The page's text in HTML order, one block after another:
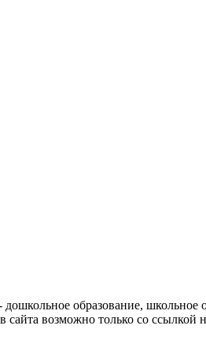
образование, школьное
сайта возможно только со ссылкой